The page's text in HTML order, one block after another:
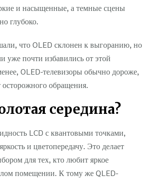
и насыщенные, а темные сцены
глубоко.
что OLED склонен к выгоранию, но
уже почти избавились от этой
OLED-телевизоры обычно дороже,
обращения.
середина?
LCD с квантовыми точками,
и цветопередачу. Это делает
для тех, кто любит яркое
помещении. К тому же QLED-